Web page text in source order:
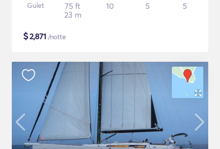
Gulet
75 ft
23 m
10 5 5
$2,871 /notte